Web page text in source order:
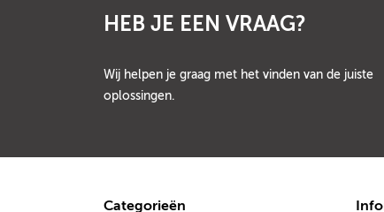
HEB JE EEN VRAAG?
Wij helpen je graag met het vinden van de juiste
oplossingen.
Categorieën